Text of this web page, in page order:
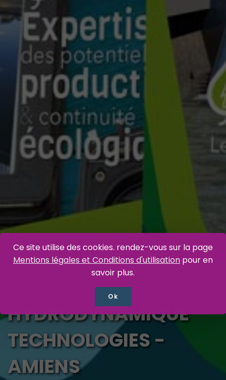
HYDRODYNAMIQUE
TECHNOLOGIES -
AMIENS
Ce site utilise des cookies. rendez-vous sur la page
Mentions légales et Conditions d'utilisation pour en
savoir plus.
Ok